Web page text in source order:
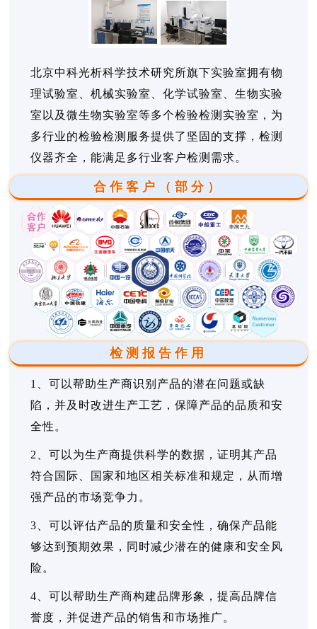
北京中科光析科学技术研究所旗下实验室拥有物
理试验室、机械实验室、化学试验室、生物实验
室以及微生物实验室等多个检验检测实验室，为
多行业的检验检测服务提供了坚固的支撑，检测
仪器齐全，能满足多行业客户检测需求。
合作客户（部分）
检测报告作用
1、可以帮助生产商识别产品的潜在问题或缺
陷，并及时改进生产工艺，保障产品的品质和安
全性。
2、可以为生产商提供科学的数据，证明其产品
符合国际、国家和地区相关标准和规定，从而增
强产品的市场竞争力。
3、可以评估产品的质量和安全性，确保产品能
够达到预期效果，同时减少潜在的健康和安全风
险。
4、可以帮助生产商构建品牌形象，提高品牌信
誉度，并促进产品的销售和市场推广。